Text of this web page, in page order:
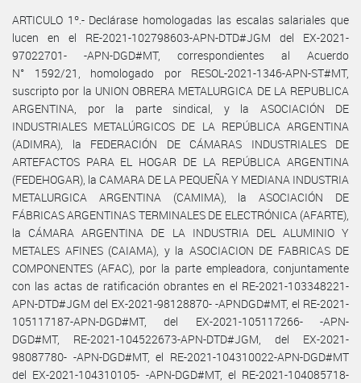
ARTICULO 1º.- Declárase homologadas las escalas salariales que
lucen en el RE-2021-102798603-APN-DTD#JGM del EX-2021-
97022701- -APN-DGD#MT, correspondientes al Acuerdo
N° 1592/21, homologado por RESOL-2021-1346-APN-ST#MT,
suscripto por la UNION OBRERA METALURGICA DE LA REPUBLICA
ARGENTINA, por la parte sindical, y la ASOCIACIÓN DE
INDUSTRIALES METALÚRGICOS DE LA REPÚBLICA ARGENTINA
(ADIMRA), la FEDERACIÓN DE CÁMARAS INDUSTRIALES DE
ARTEFACTOS PARA EL HOGAR DE LA REPÚBLICA ARGENTINA
(FEDEHOGAR), la CAMARA DE LA PEQUEÑA Y MEDIANA INDUSTRIA
METALURGICA ARGENTINA (CAMIMA), la ASOCIACIÓN DE
FÁBRICAS ARGENTINAS TERMINALES DE ELECTRÓNICA (AFARTE),
la CÁMARA ARGENTINA DE LA INDUSTRIA DEL ALUMINIO Y
METALES AFINES (CAIAMA), y la ASOCIACION DE FABRICAS DE
COMPONENTES (AFAC), por la parte empleadora, conjuntamente
con las actas de ratificación obrantes en el RE-2021-103348221-
APN-DTD#JGM del EX-2021-98128870- -APNDGD#MT, el RE-2021-
105117187-APN-DGD#MT, del EX-2021-105117266- -APN-
DGD#MT, RE-2021-104522673-APN-DTD#JGM, del EX-2021-
98087780- -APN-DGD#MT, el RE-2021-104310022-APN-DGD#MT
del EX-2021-104310105- -APN-DGD#MT, el RE-2021-104085718-